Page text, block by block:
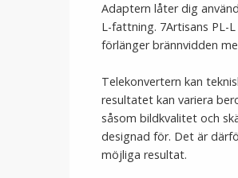
Adaptern låter dig
L-fattning. 7Artisans PL-
förlänger brännvidden
Telekonvertern kan
resultatet kan variera
såsom bildkvalitet och
designad för. Det är
möjliga resultat.